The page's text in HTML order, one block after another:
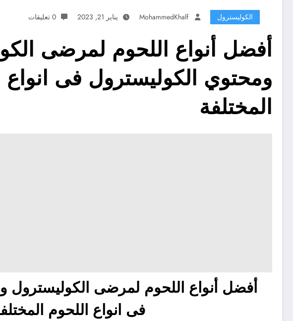
الكوليسترول MohammedKhalf يناير 21, 2023 0 تعليقات
أفضل أنواع اللحوم لمرضى
ومحتوي الكوليسترول فى انواع
المختلفة
أفضل أنواع اللحوم لمرضى الكوليسترول
فى انواع اللحوم